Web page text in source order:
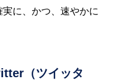
に、かつ、速やかに
（ツイッタ